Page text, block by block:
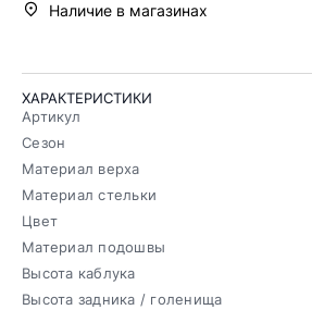
Наличие в магазинах
ХАРАКТЕРИСТИКИ
Артикул
Сезон
Материал верха
Материал стельки
Цвет
Материал подошвы
Высота каблука
Высота задника / голенища